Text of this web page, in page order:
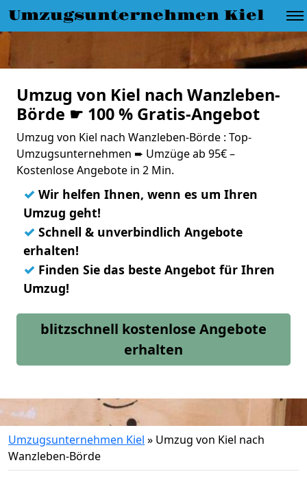
Umzugsunternehmen Kiel
Umzug von Kiel nach Wanzleben-
Börde ☛ 100 % Gratis-Angebot
Umzug von Kiel nach Wanzleben-Börde : Top-
Umzugsunternehmen ➨ Umzüge ab 95€ –
Kostenlose Angebote in 2 Min.
✓ Wir helfen Ihnen, wenn es um Ihren
Umzug geht!
✓ Schnell & unverbindlich Angebote
erhalten!
✓ Finden Sie das beste Angebot für Ihren
Umzug!
blitzschnell kostenlose Angebote
erhalten
Umzugsunternehmen Kiel » Umzug von Kiel nach
Wanzleben-Börde